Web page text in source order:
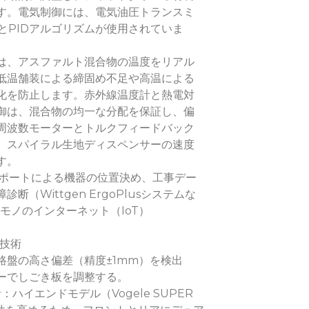
。電気制御には、電気油圧トランスミ
PIDアルゴリズムが使用されていま
、アスファルト混合物の温度をリアル
温舗装による締固め不足や高温による
を防止します。赤外線温度計と熱電対
は、混合物の均一な分配を保証し、偏
波数モーターとトルクフィードバック
スパイラル生地ディスペンサーの速度
ートによる機器の位置決め、工事デー
診断（Wittgen ErgoPlusシステムな
ノのインターネット（IoT）
術
盤の高さ偏差（精度±1mm）を検出
しごき板を調整する。
ハイエンドモデル（Vogele SUPER